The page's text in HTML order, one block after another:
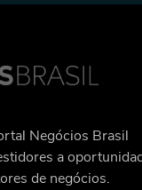
Negócios Brasil
a
de negócios.